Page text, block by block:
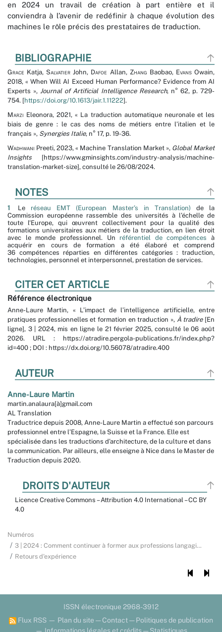
en 2024 un travail de création à part entière et il
conviendra à l’avenir de redéfinir à chaque évolution des
machines le rôle précis des prestataires de traduction.
BIBLIOGRAPHIE
Grace Katja, Salvatier John, Dafoe Allan, Zhang Baobao, EvansOwain,
2018, « When Will AI Exceed Human Performance? Evidence from AI
Experts »,Journal of Artificial Intelligence Research, n° 62, p. 729-
754. [https://doi.org/10.1613/jair.1.11222].
Marzi Eleonora, 2021, « La traduction automatique neuronale et les
biais de genre : le cas des noms de métiers entre l’italien et le
français », Synergies Italie, n° 17, p. 19-36.
Wadhwani Preeti, 2023, « Machine Translation Market », Global Market
Insights [https://www.gminsights.com/industry-analysis/machine-
translation-market-size], consulté le 26/08/2024.
NOTES
1 Le réseau EMT (European Master’s in Translation) de la
Commission européenne rassemble des universités à l’échelle de
toute l'Europe, qui œuvrent collectivement pour la qualité des
formations universitaires aux métiers de la traduction, en lien étroit
avec le monde professionnel. Un référentiel de compétences à
acquérir en cours de formation a été élaboré et comprend
36 compétences réparties en différentes catégories : traduction,
technologies, personnel et interpersonnel, prestation de services.
CITER CET ARTICLE
Référence électronique
Anne-Laure Martin, « L’impact de l’intelligence artificielle, entre
pratiques professionnelles et formation en traduction », À tradire[En
ligne], 3 | 2024, mis en ligne le 21 février 2025, consulté le 06 août
2026. URL : https://atradire.pergola-publications.fr/index.php?
id=400 ; DOI : https://dx.doi.org/10.56078/atradire.400
AUTEUR
Anne-Laure Martin
martin.analaura[à]gmail.com
AL Translation
Traductrice depuis 2008, Anne-Laure Martin a effectué son parcours
professionnel entre l’Espagne, la Suisse et la France. Elle est
spécialisée dans les traductions d’architecture, de la culture et dans
la communication. Par ailleurs, elle enseigne à Nice dans le Master de
Traduction depuis 2020.
DROITS D'AUTEUR
Licence Creative Commons – Attribution 4.0 International – CC BY
4.0
Numéros
3 | 2024 : Comment continuer à former aux professions langagi…
Retours d'expérience
ISSN électronique 2968-3912
Flux RSS — Plan du site —Contact—Politiques de publication